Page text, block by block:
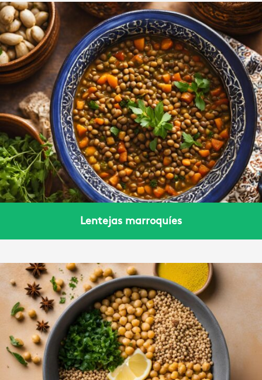
Lentejas marroquíes